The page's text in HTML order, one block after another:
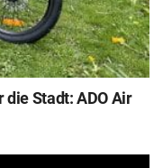
die Stadt: ADO Air